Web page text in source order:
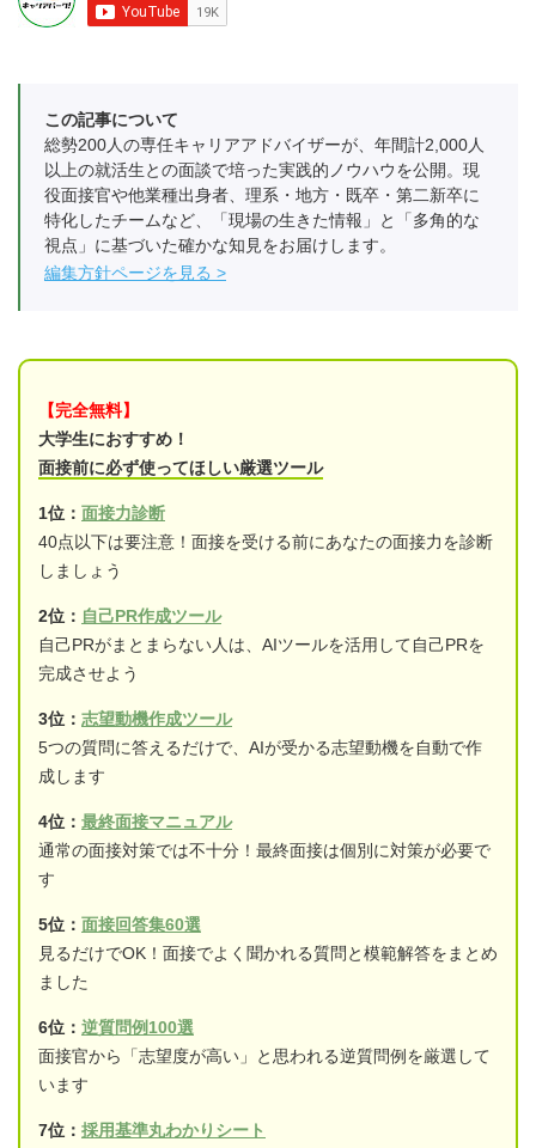
この記事について
総勢200人の専任キャリアアドバイザーが、年間計2,000人
以上の就活生との面談で培った実践的ノウハウを公開。現
役面接官や他業種出身者、理系・地方・既卒・第二新卒に
特化したチームなど、「現場の生きた情報」と「多角的な
視点」に基づいた確かな知見をお届けします。
編集方針ページを見る
【完全無料】
大学生におすすめ！
面接前に必ず使ってほしい厳選ツール
1位： 面接力診断
40点以下は要注意！面接を受ける前にあなたの面接力を診断
しましょう
2位： 自己PR作成ツール
自己PRがまとまらない人は、AIツールを活用して自己PRを
完成させよう
3位： 志望動機作成ツール
5つの質問に答えるだけで、AIが受かる志望動機を自動で作
成します
4位： 最終面接マニュアル
通常の面接対策では不十分！最終面接は個別に対策が必要で
す
5位： 面接回答集60選
見るだけでOK！面接でよく聞かれる質問と模範解答をまとめ
ました
6位： 逆質問例100選
面接官から「志望度が高い」と思われる逆質問例を厳選して
います
7位： 採用基準丸わかりシート